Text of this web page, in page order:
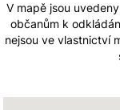
V mapě jsou
občanům k
nejsou ve vlastnictví